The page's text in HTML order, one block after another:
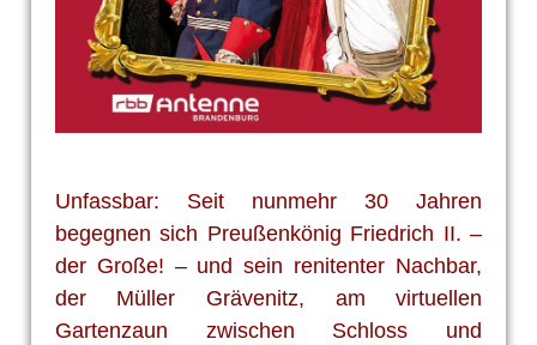
Unfassbar: Seit nunmehr 30 Jahren
begegnen sich Preußenkönig Friedrich II. –
der Große! – und sein renitenter Nachbar,
der Müller Grävenitz, am virtuellen
Gartenzaun zwischen Schloss und